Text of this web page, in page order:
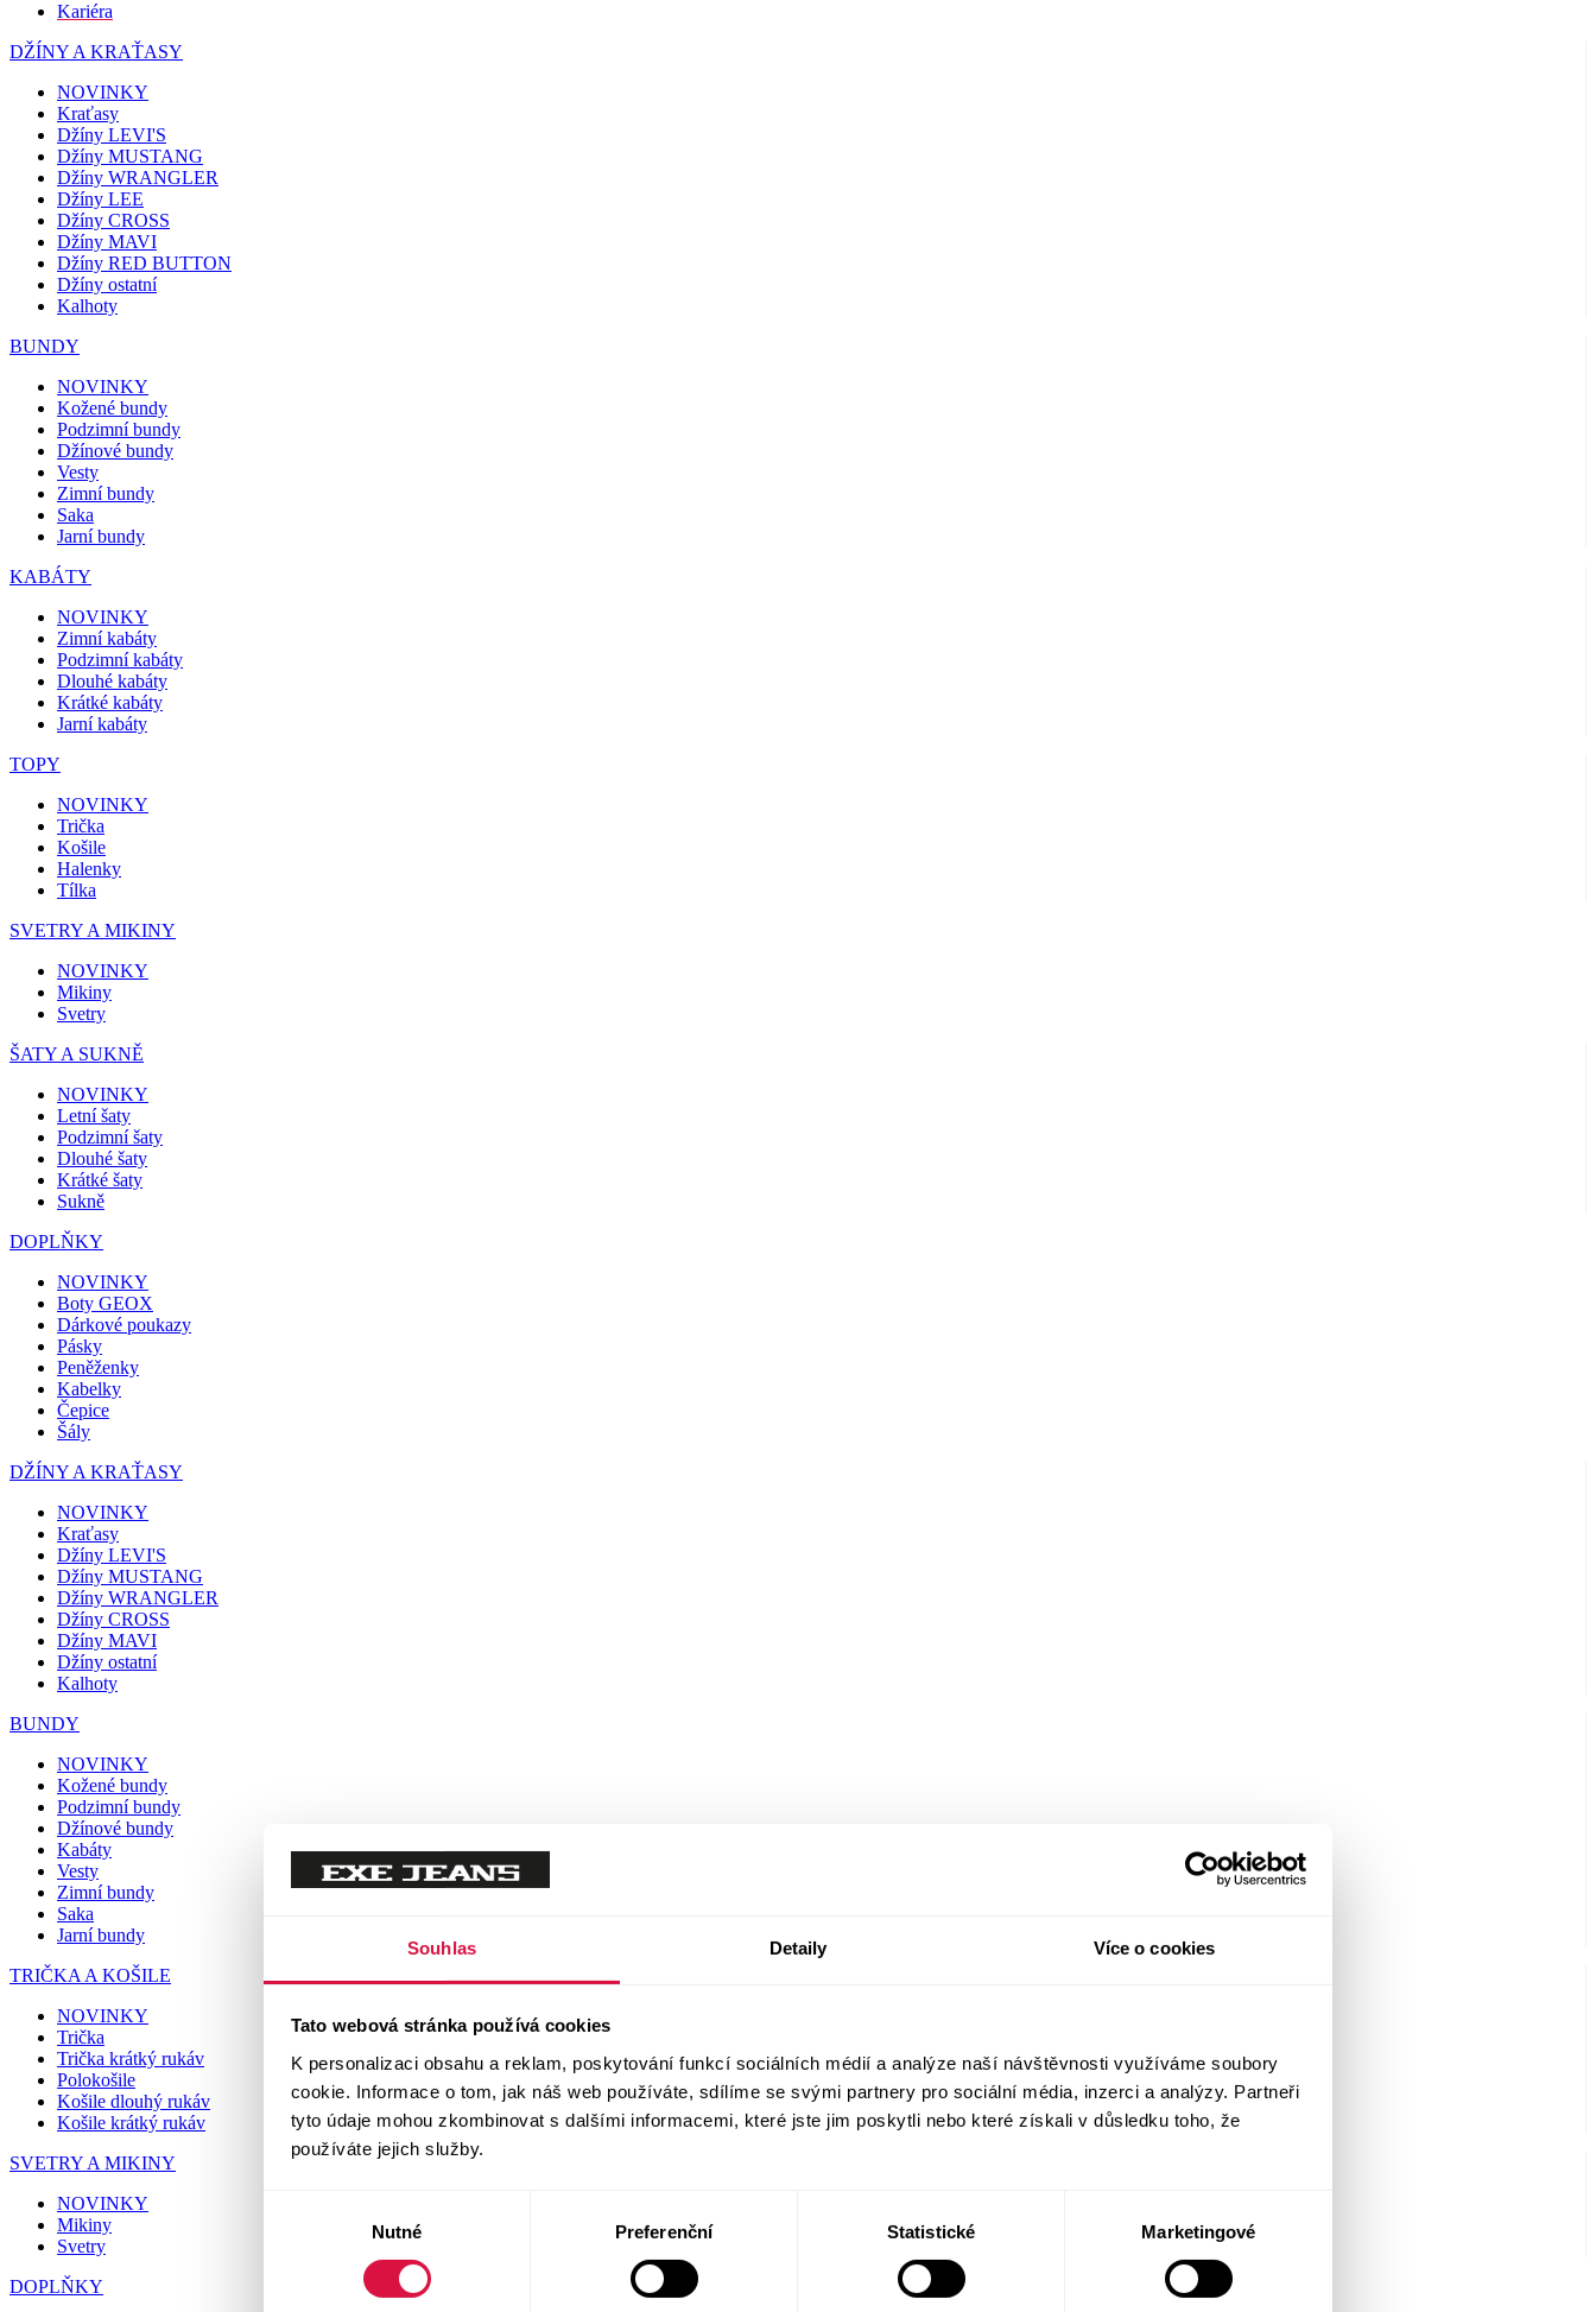
Souhlas Detaily Více o cookies
Tato webová stránka používá cookies
K personalizaci obsahu a reklam, poskytování funkcí sociálních médií a analýze naší návštěvnosti využíváme soubory
cookie. Informace o tom, jak náš web používáte, sdílíme se svými partnery pro sociální média, inzerci a analýzy. Partneři
tyto údaje mohou zkombinovat s dalšími informacemi, které jste jim poskytli nebo které získali v důsledku toho, že
používáte jejich služby.
Nutné Preferenční Statistické Marketingové
Kariéra
DŽÍNY A KRAŤASY
NOVINKY
Kraťasy
Džíny LEVI'S
Džíny MUSTANG
Džíny WRANGLER
Džíny LEE
Džíny CROSS
Džíny MAVI
Džíny RED BUTTON
Džíny ostatní
Kalhoty
BUNDY
NOVINKY
Kožené bundy
Podzimní bundy
Džínové bundy
Vesty
Zimní bundy
Saka
Jarní bundy
KABÁTY
NOVINKY
Zimní kabáty
Podzimní kabáty
Dlouhé kabáty
Krátké kabáty
Jarní kabáty
TOPY
NOVINKY
Trička
Košile
Halenky
Tílka
SVETRY A MIKINY
NOVINKY
Mikiny
Svetry
ŠATY A SUKNĚ
NOVINKY
Letní šaty
Podzimní šaty
Dlouhé šaty
Krátké šaty
Sukně
DOPLŇKY
NOVINKY
Boty GEOX
Dárkové poukazy
Pásky
Peněženky
Kabelky
Čepice
Šály
DŽÍNY A KRAŤASY
NOVINKY
Kraťasy
Džíny LEVI'S
Džíny MUSTANG
Džíny WRANGLER
Džíny CROSS
Džíny MAVI
Džíny ostatní
Kalhoty
BUNDY
NOVINKY
Kožené bundy
Podzimní bundy
Džínové bundy
Kabáty
Vesty
Zimní bundy
Saka
Jarní bundy
TRIČKA A KOŠILE
NOVINKY
Trička
Trička krátký rukáv
Polokošile
Košile dlouhý rukáv
Košile krátký rukáv
SVETRY A MIKINY
NOVINKY
Mikiny
Svetry
DOPLŇKY